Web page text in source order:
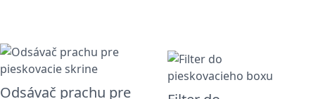
Odsávač prachu pre